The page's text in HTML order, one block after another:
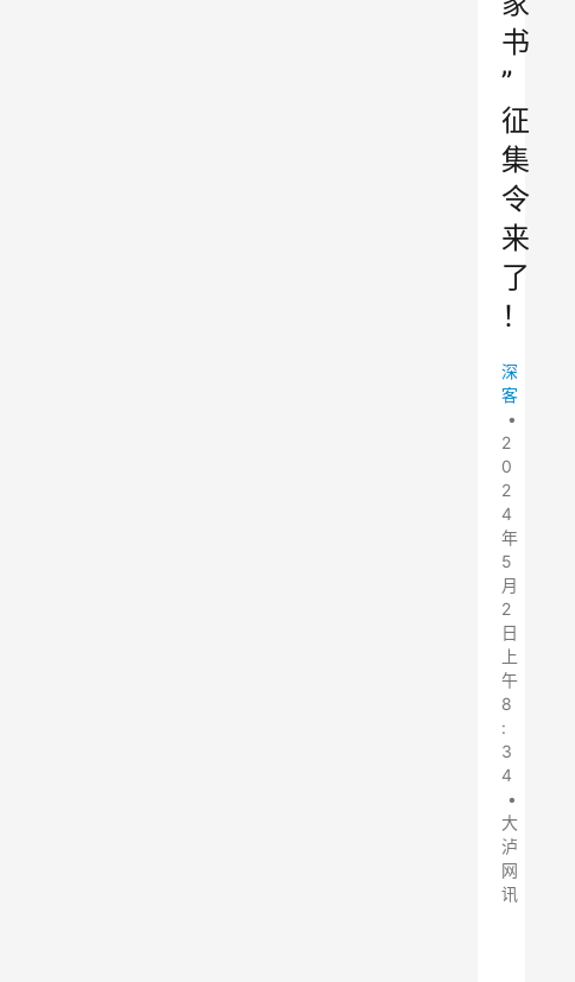
书
”
征
集
令
来
了
！
深
客
•
2
0
2
4
年
5
月
2
日
上
午
8
:
3
4
•
大
泸
网
讯